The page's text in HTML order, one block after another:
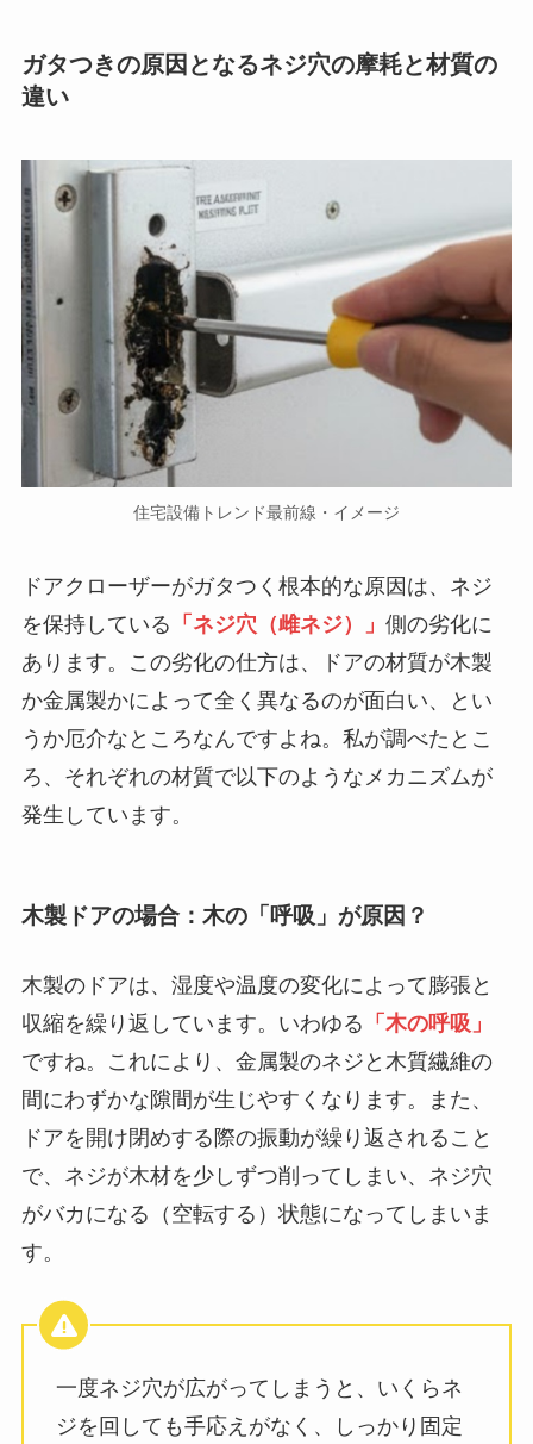
ガタつきの原因となるネジ穴の摩耗と材質の
違い
住宅設備トレンド最前線・イメージ
ドアクローザーがガタつく根本的な原因は、ネジ
を保持している 「ネジ穴（雌ネジ）」 側の劣化に
あります。この劣化の仕方は、ドアの材質が木製
か金属製かによって全く異なるのが面白い、とい
うか厄介なところなんですよね。私が調べたとこ
ろ、それぞれの材質で以下のようなメカニズムが
発生しています。
木製ドアの場合：木の「呼吸」が原因？
木製のドアは、湿度や温度の変化によって膨張と
収縮を繰り返しています。いわゆる 「木の呼吸」
ですね。これにより、金属製のネジと木質繊維の
間にわずかな隙間が生じやすくなります。また、
ドアを開け閉めする際の振動が繰り返されること
で、ネジが木材を少しずつ削ってしまい、ネジ穴
がバカになる（空転する）状態になってしまいま
す。
一度ネジ穴が広がってしまうと、いくらネ
ジを回しても手応えがなく、しっかり固定